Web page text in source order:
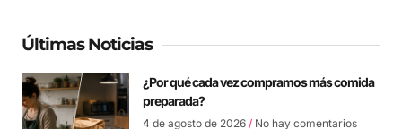
Últimas Noticias
¿Por qué cada vez compramos más comida
preparada?
4 de agosto de 2026 No hay comentarios